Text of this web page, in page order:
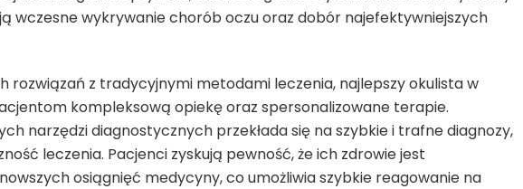
wczesne wykrywanie chorób oczu oraz dobór najefektywniejszych
rozwiązań z tradycyjnymi metodami leczenia, najlepszy okulista w
kompleksową opiekę oraz spersonalizowane terapie.
narzędzi diagnostycznych przekłada się na szybkie i trafne diagnozy,
leczenia. Pacjenci zyskują pewność, że ich zdrowie jest
osiągnięć medycyny, co umożliwia szybkie reagowanie na